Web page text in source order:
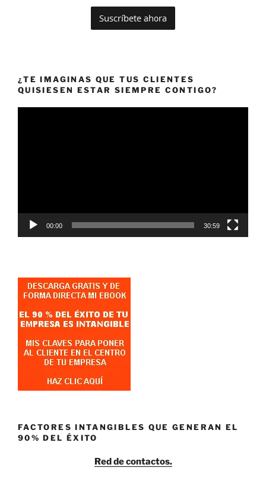
¿TE IMAGINAS QUE TUS CLIENTES
QUISIESEN ESTAR SIEMPRE CONTIGO?
00:00 30:59
FACTORES INTANGIBLES QUE GENERAN EL
90% DEL ÉXITO
Red de contactos.